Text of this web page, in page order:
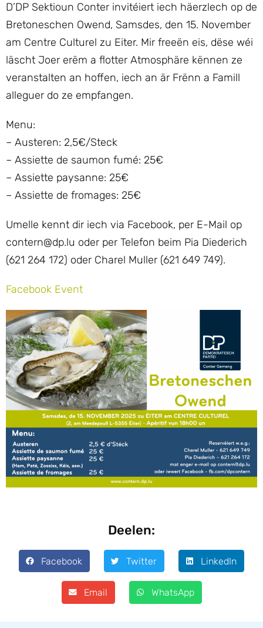
D’DP Sektioun Conter invitéiert iech häerzlech op de
Bretoneschen Owend, Samsdes, den 15. November
am Centre Culturel zu Eiter. Mir freeën eis, dëse wéi
läscht Joer erëm a flotter Atmosphäre kënnen ze
veranstalten an hoffen, iech an är Frënn a Famill
alleguer do ze empfangen.​
Menu:
– Austeren: 2,5€/Steck
– Assiette de saumon fumé: 25€
– Assiette paysanne: 25€
– Assiette de fromages: 25€
Umelle kennt dir iech via Facebook, per E-Mail op
contern@dp.lu oder per Telefon beim Pia Diederich
(621 264 172) oder Charel Muller (621 649 749).
Facebook Event
Deelen:
Facebook Twitter LinkedIn
Email WhatsApp